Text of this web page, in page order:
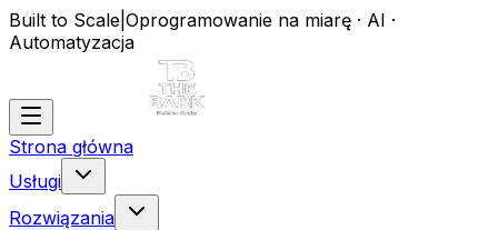
Built to Scale Oprogramowanie na miarę · AI ·
Automatyzacja
Strona główna
Usługi
Rozwiązania